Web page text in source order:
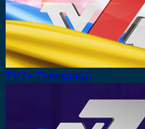
TV7+ Телеканал